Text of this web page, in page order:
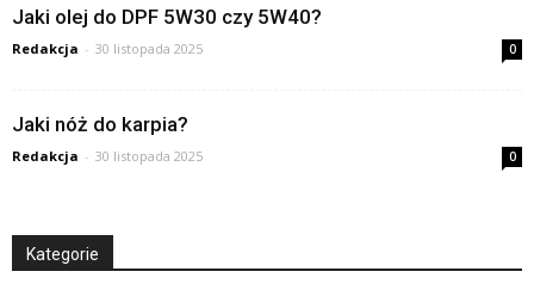
Jaki olej do DPF 5W30 czy 5W40?
Redakcja - 30 listopada 2025 0
Jaki nóż do karpia?
Redakcja - 30 listopada 2025 0
Kategorie